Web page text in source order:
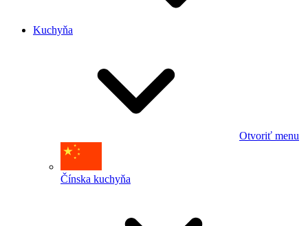
Kuchyňa
Otvoriť menu
Čínska kuchyňa